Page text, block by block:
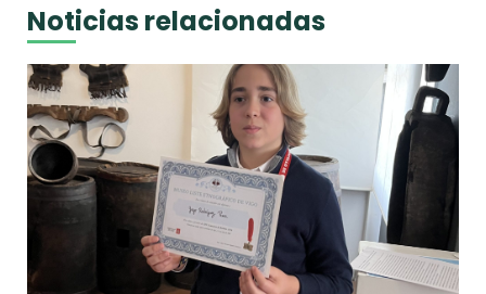
Noticias relacionadas